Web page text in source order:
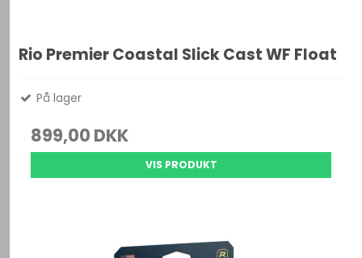
Rio Premier Coastal Slick Cast WF Float
På lager
899,00 DKK
VIS PRODUKT